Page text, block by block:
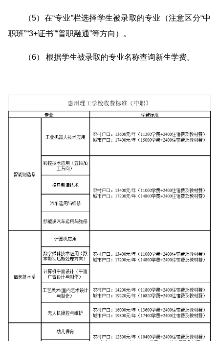
（5）在“专业”栏选择学生被录取的专业（注意区分“中
职班”“3+证书”“普职融通”等方向）。
（6） 根据学生被录取的专业名称查询新生学费。